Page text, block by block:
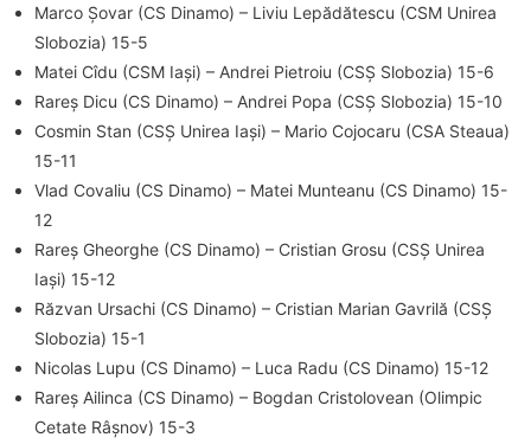
Marco Șovar (CS Dinamo) – Liviu Lepădătescu (CSM Unirea
Slobozia) 15-5
Matei Cîdu (CSM Iași) – Andrei Pietroiu (CSȘ Slobozia) 15-6
Rareș Dicu (CS Dinamo) – Andrei Popa (CSȘ Slobozia) 15-10
Cosmin Stan (CSȘ Unirea Iași) – Mario Cojocaru (CSA Steaua)
15-11
Vlad Covaliu (CS Dinamo) – Matei Munteanu (CS Dinamo) 15-
12
Rareș Gheorghe (CS Dinamo) – Cristian Grosu (CSȘ Unirea
Iași) 15-12
Răzvan Ursachi (CS Dinamo) – Cristian Marian Gavrilă (CSȘ
Slobozia) 15-1
Nicolas Lupu (CS Dinamo) – Luca Radu (CS Dinamo) 15-12
Rareș Ailinca (CS Dinamo) – Bogdan Cristolovean (Olimpic
Cetate Râșnov) 15-3